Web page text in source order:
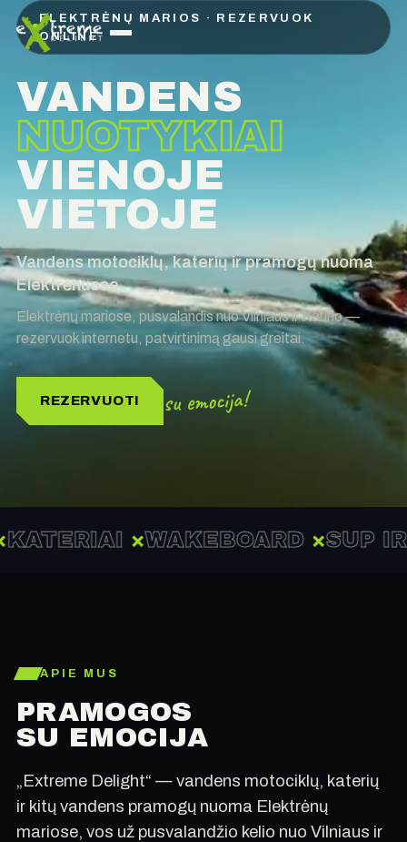
ELEKTRĖNŲ MARIOS · REZERVUOK
ONLINE
VANDENS
NUOTYKIAI
VIENOJE
VIETOJE
Vandens motociklų, katerių ir pramogų nuoma
Elektrėnuose
Elektrėnų mariose, pusvalandis nuo Vilniaus ir Kauno —
rezervuok internetu, patvirtinimą gausi greitai.
REZERVUOTI su emocija!
×WAKEBOARD×SUP
APIE MUS
PRAMOGOS
SU EMOCIJA
„Extreme Delight“ — vandens motociklų, katerių
ir kitų vandens pramogų nuoma Elektrėnų
mariose, vos už pusvalandžio kelio nuo Vilniaus ir